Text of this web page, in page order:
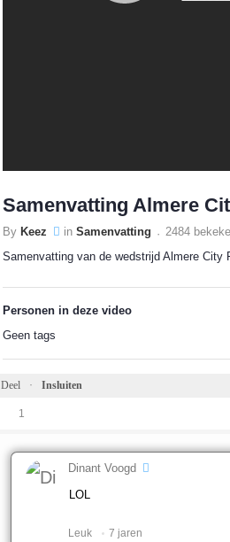
Samenvatting Almere
By Keez in Samenvatting 2484
Samenvatting van de wedstrijd Almere City
Personen in deze video
Geen tags
Deel Insluiten
1
Dinant Voogd
LOL
Leuk ️ 7 jaren